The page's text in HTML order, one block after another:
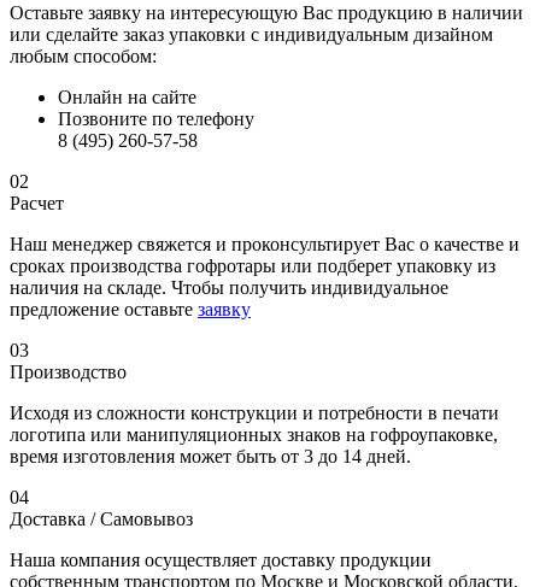
Оставьте заявку на интересующую Вас продукцию в наличии
или сделайте заказ упаковки с индивидуальным дизайном
любым способом:
Онлайн на сайте
Позвоните по телефону
8 (495) 260-57-58
02
Расчет
Наш менеджер свяжется и проконсультирует Вас о качестве и
сроках производства гофротары или подберет упаковку из
наличия на складе. Чтобы получить индивидуальное
предложение оставьте заявку
03
Производство
Исходя из сложности конструкции и потребности в печати
логотипа или манипуляционных знаков на гофроупаковке,
время изготовления может быть от 3 до 14 дней.
04
Доставка / Самовывоз
Наша компания осуществляет доставку продукции
собственным транспортом по Москве и Московской области,